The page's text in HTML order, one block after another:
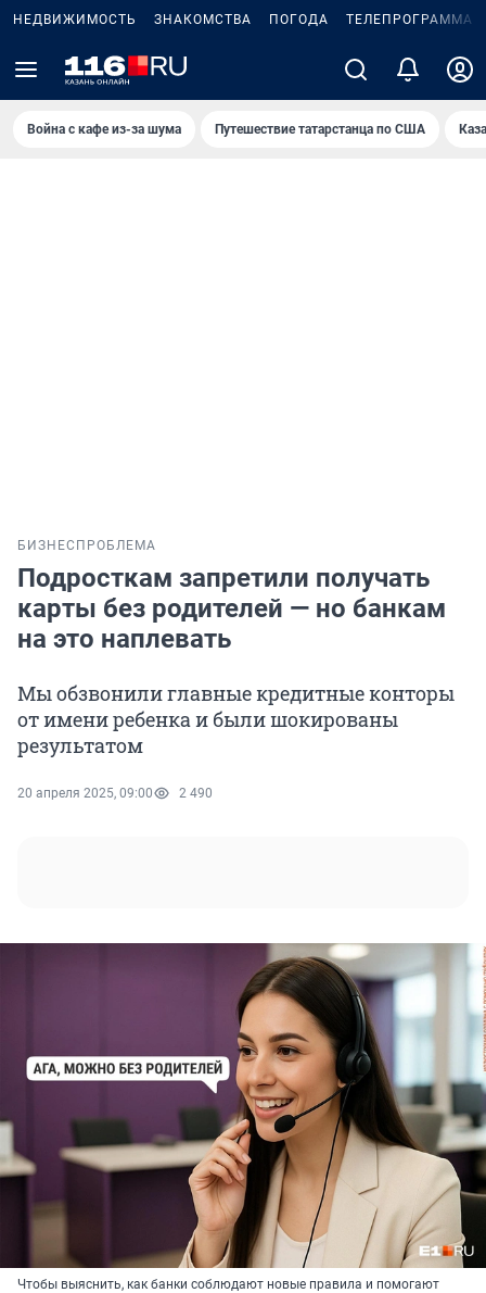
НЕДВИЖИМОСТЬ ЗНАКОМСТВА ПОГОДА ТЕЛЕПРОГРАММА
Война с кафе из-за шума Путешествие татарстанца по США
БИЗНЕС ПРОБЛЕМА
Подросткам запретили получать
карты без родителей — но банкам
на это наплевать
Мы обзвонили главные кредитные конторы
от имени ребенка и были шокированы
результатом
20 апреля 2025, 09:00 2 490
Чтобы выяснить, как банки соблюдают новые правила и помогают